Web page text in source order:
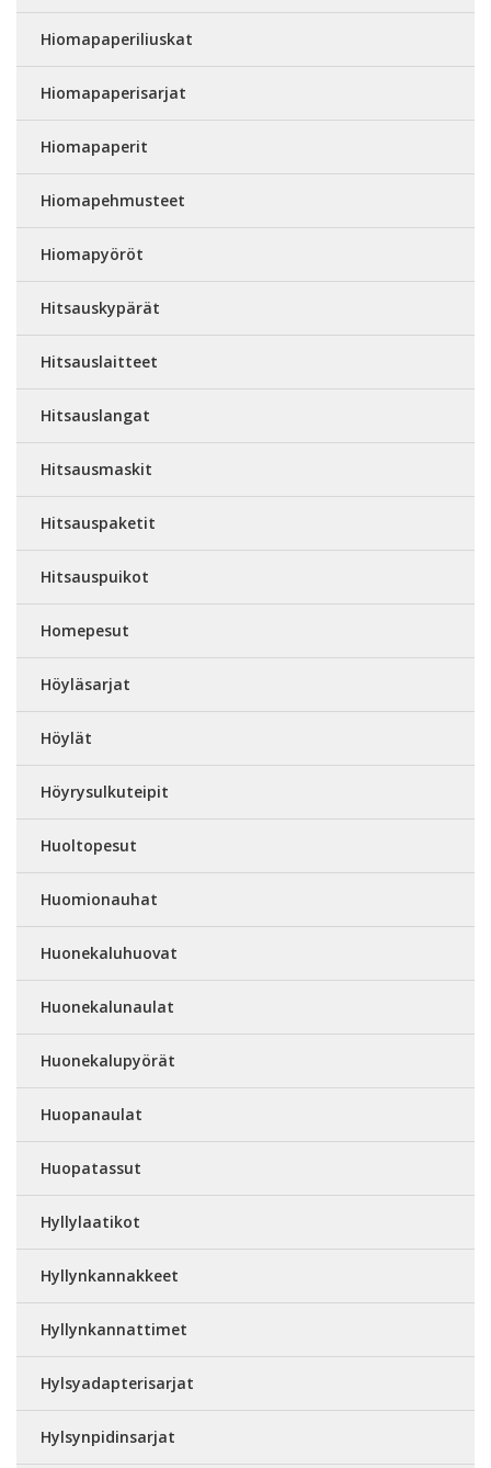
Hiomapaperiliuskat
Hiomapaperisarjat
Hiomapaperit
Hiomapehmusteet
Hiomapyöröt
Hitsauskypärät
Hitsauslaitteet
Hitsauslangat
Hitsausmaskit
Hitsauspaketit
Hitsauspuikot
Homepesut
Höyläsarjat
Höylät
Höyrysulkuteipit
Huoltopesut
Huomionauhat
Huonekaluhuovat
Huonekalunaulat
Huonekalupyörät
Huopanaulat
Huopatassut
Hyllylaatikot
Hyllynkannakkeet
Hyllynkannattimet
Hylsyadapterisarjat
Hylsynpidinsarjat